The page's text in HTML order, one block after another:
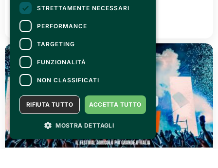
Canelli città del Vino 2026
READ ALL
STRETTAMENTE NECESSARI
PERFORMANCE
TARGETING
FUNZIONALITÀ
NON CLASSIFICATI
ACCETTA TUTTO
RIFIUTA TUTTO
MOSTRA DETTAGLI